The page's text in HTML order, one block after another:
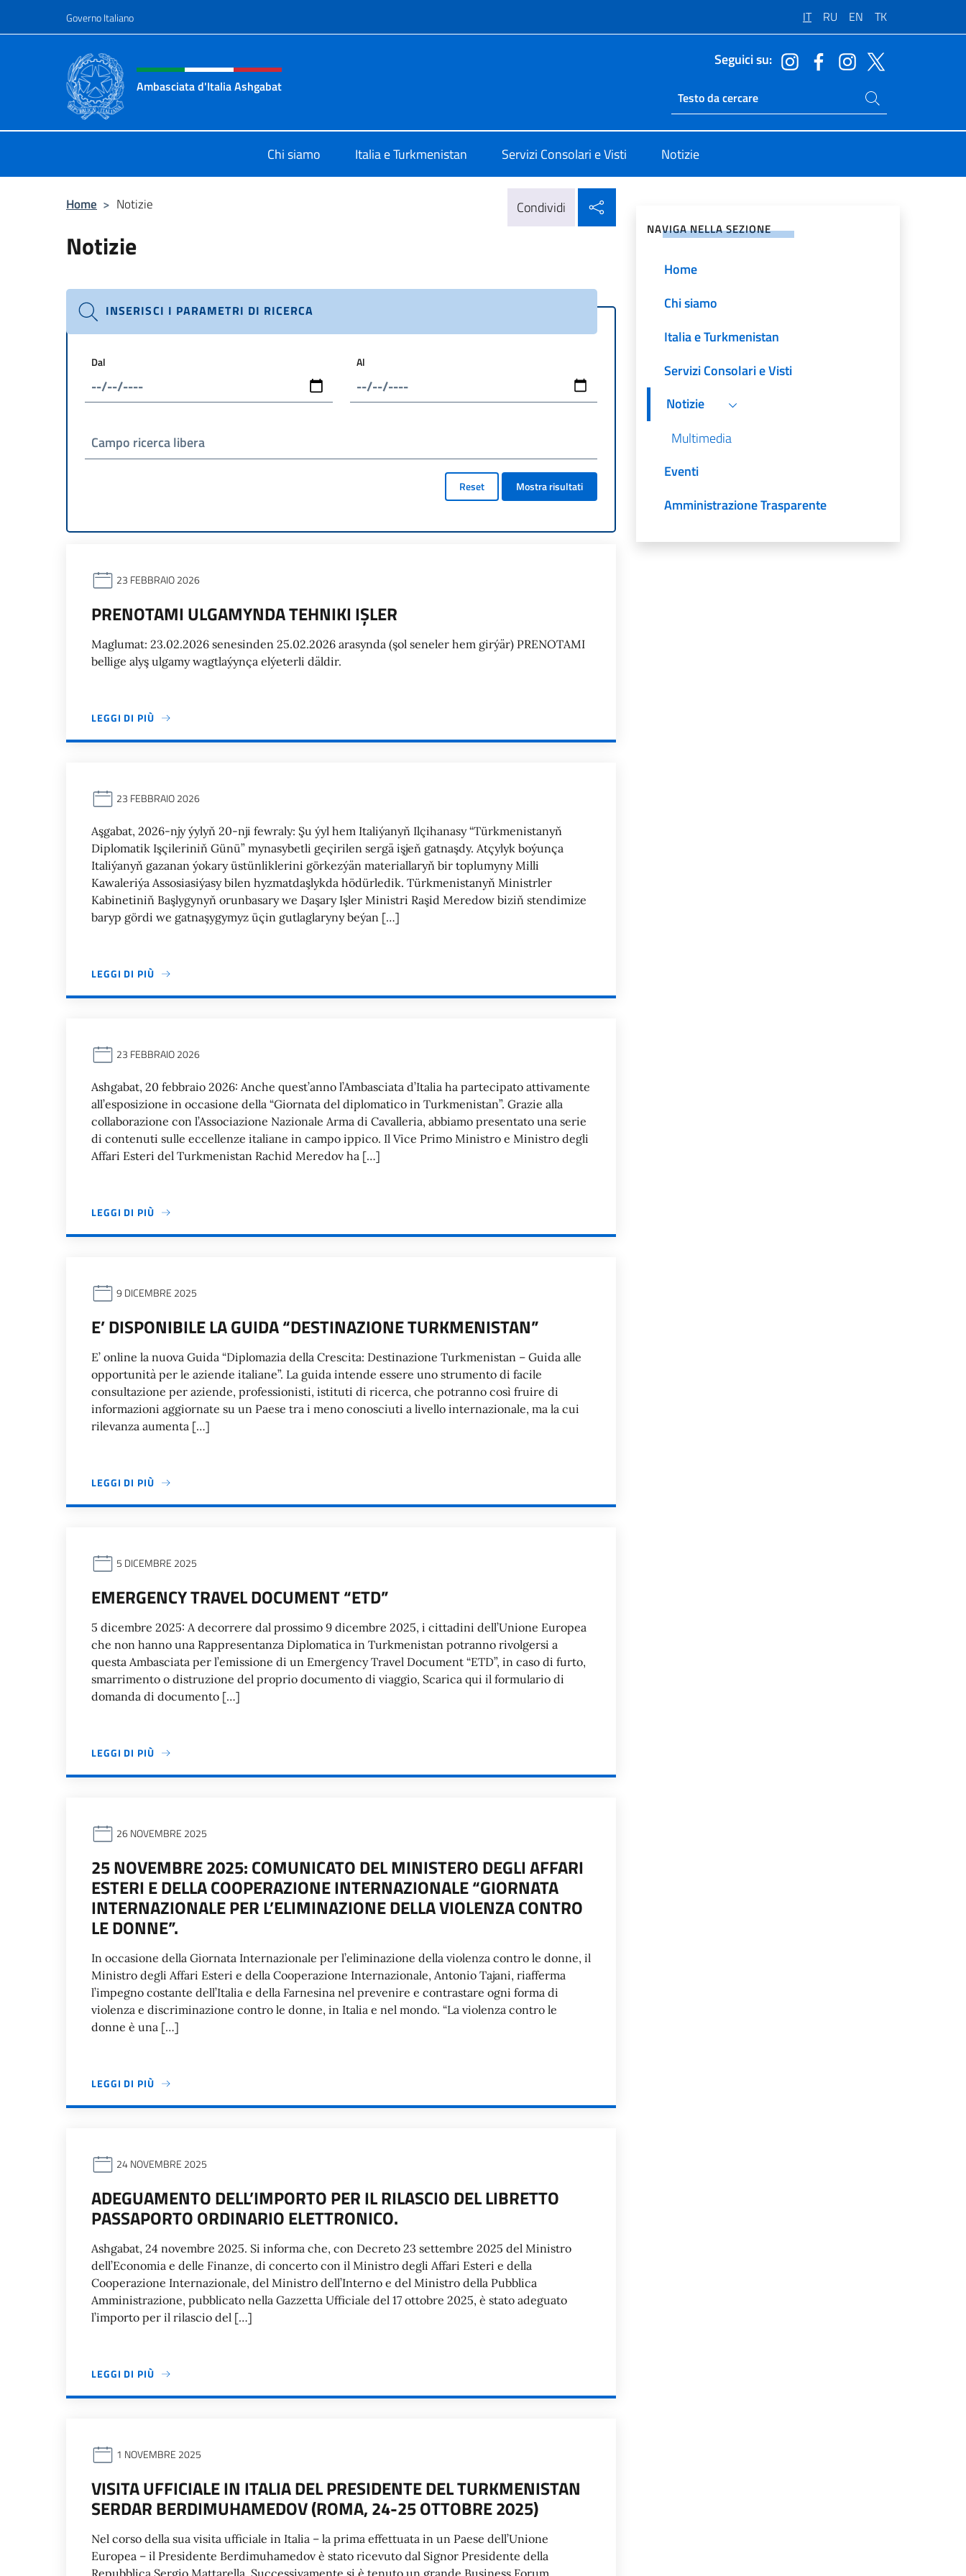
Governo Italiano IT RU EN TK
Intestazione sito, social e menù
Ambasciata d'Italia Ashgabat
Seguici su:
Ricerca sito live
Cerca nel sito
Chi siamo Italia e Turkmenistan Servizi Consolari e Visti Notizie
Home > Notizie Condividi
Notizie
INSERISCI I PARAMETRI DI RICERCA
Dal Al
Campo ricerca libera
Reset Mostra risultati
23 FEBBRAIO 2026
PRENOTAMI ULGAMYNDA TEHNIKI IŞLER
Maglumat: 23.02.2026 senesinden 25.02.2026 arasynda (şol seneler hem girýär) PRENOTAMI
bellige alyş ulgamy wagtlaýynça elýeterli däldir.
LEGGI DI PIÙ
23 FEBBRAIO 2026
Aşgabat, 2026-njy ýylyň 20-nji fewraly: Şu ýyl hem Italiýanyň Ilçihanasy “Türkmenistanyň
Diplomatik Işçileriniň Günü” mynasybetli geçirilen sergä işjeň gatnaşdy. Atçylyk boýunça
Italiýanyň gazanan ýokary üstünliklerini görkezýän materiallaryň bir toplumyny Milli
Kawaleriýa Assosiasiýasy bilen hyzmatdaşlykda hödürledik. Türkmenistanyň Ministrler
Kabinetiniň Başlygynyň orunbasary we Daşary Işler Ministri Raşid Meredow biziň stendimize
baryp gördi we gatnaşygymyz üçin gutlaglaryny beýan […]
LEGGI DI PIÙ
23 FEBBRAIO 2026
Ashgabat, 20 febbraio 2026: Anche quest’anno l’Ambasciata d’Italia ha partecipato attivamente
all’esposizione in occasione della “Giornata del diplomatico in Turkmenistan”. Grazie alla
collaborazione con l’Associazione Nazionale Arma di Cavalleria, abbiamo presentato una serie
di contenuti sulle eccellenze italiane in campo ippico. Il Vice Primo Ministro e Ministro degli
Affari Esteri del Turkmenistan Rachid Meredov ha […]
LEGGI DI PIÙ
9 DICEMBRE 2025
E’ DISPONIBILE LA GUIDA “DESTINAZIONE TURKMENISTAN”
E’ online la nuova Guida “Diplomazia della Crescita: Destinazione Turkmenistan – Guida alle
opportunità per le aziende italiane”. La guida intende essere uno strumento di facile
consultazione per aziende, professionisti, istituti di ricerca, che potranno così fruire di
informazioni aggiornate su un Paese tra i meno conosciuti a livello internazionale, ma la cui
rilevanza aumenta […]
LEGGI DI PIÙ
5 DICEMBRE 2025
EMERGENCY TRAVEL DOCUMENT “ETD”
5 dicembre 2025: A decorrere dal prossimo 9 dicembre 2025, i cittadini dell’Unione Europea
che non hanno una Rappresentanza Diplomatica in Turkmenistan potranno rivolgersi a
questa Ambasciata per l’emissione di un Emergency Travel Document “ETD”, in caso di furto,
smarrimento o distruzione del proprio documento di viaggio, Scarica qui il formulario di
domanda di documento […]
LEGGI DI PIÙ
26 NOVEMBRE 2025
25 NOVEMBRE 2025: COMUNICATO DEL MINISTERO DEGLI AFFARI
ESTERI E DELLA COOPERAZIONE INTERNAZIONALE “GIORNATA
INTERNAZIONALE PER L’ELIMINAZIONE DELLA VIOLENZA CONTRO
LE DONNE”.
In occasione della Giornata Internazionale per l’eliminazione della violenza contro le donne, il
Ministro degli Affari Esteri e della Cooperazione Internazionale, Antonio Tajani, riafferma
l’impegno costante dell’Italia e della Farnesina nel prevenire e contrastare ogni forma di
violenza e discriminazione contro le donne, in Italia e nel mondo. “La violenza contro le
donne è una […]
LEGGI DI PIÙ
24 NOVEMBRE 2025
ADEGUAMENTO DELL’IMPORTO PER IL RILASCIO DEL LIBRETTO
PASSAPORTO ORDINARIO ELETTRONICO.
Ashgabat, 24 novembre 2025. Si informa che, con Decreto 23 settembre 2025 del Ministro
dell’Economia e delle Finanze, di concerto con il Ministro degli Affari Esteri e della
Cooperazione Internazionale, del Ministro dell’Interno e del Ministro della Pubblica
Amministrazione, pubblicato nella Gazzetta Ufficiale del 17 ottobre 2025, è stato adeguato
l’importo per il rilascio del […]
LEGGI DI PIÙ
1 NOVEMBRE 2025
VISITA UFFICIALE IN ITALIA DEL PRESIDENTE DEL TURKMENISTAN
SERDAR BERDIMUHAMEDOV (ROMA, 24-25 OTTOBRE 2025)
Nel corso della sua visita ufficiale in Italia – la prima effettuata in un Paese dell’Unione
Europea – il Presidente Berdimuhamedov è stato ricevuto dal Signor Presidente della
Repubblica Sergio Mattarella. Successivamente si è tenuto un grande Business Forum
NAVIGA NELLA SEZIONE
Home
Chi siamo
Italia e Turkmenistan
Servizi Consolari e Visti
Notizie
Multimedia
Eventi
Amministrazione Trasparente